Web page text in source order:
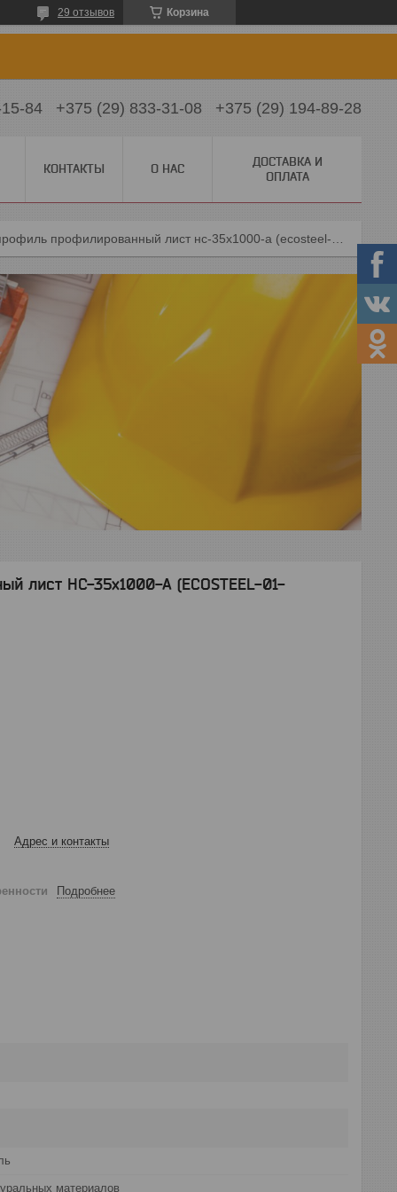
Корзина
29 отзывов
84 +375 (29) 833-31-08 +375 (29) 194-89-28
КОНТАКТЫ О НАС
ДОСТАВКА И
ОПЛАТА
лист НС-35x1000-A (ECOSTEEL-01-
Адрес и контакты
Подробнее
материалов